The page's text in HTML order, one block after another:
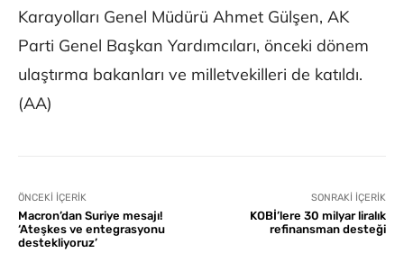
Karayolları Genel Müdürü Ahmet Gülşen, AK
Parti Genel Başkan Yardımcıları, önceki dönem
ulaştırma bakanları ve milletvekilleri de katıldı.
(AA)
ÖNCEKI İÇERIK
Macron’dan Suriye mesajı!
‘Ateşkes ve entegrasyonu
destekliyoruz’
SONRAKI İÇERIK
KOBİ’lere 30 milyar liralık
refinansman desteği